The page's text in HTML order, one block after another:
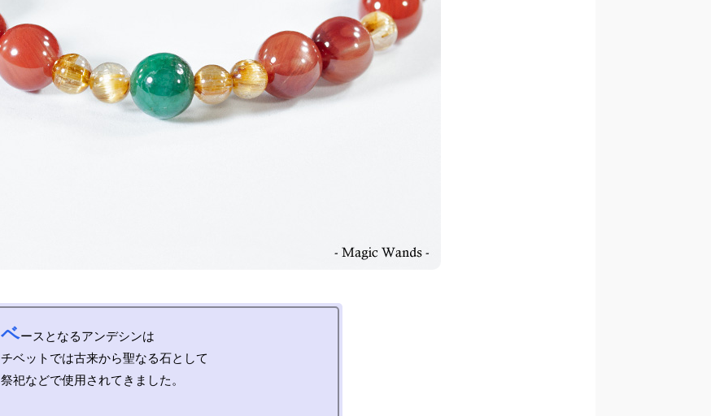
ベースとなるアンデシンは
チベットでは古来から聖なる石として
祭祀などで使用されてきました。